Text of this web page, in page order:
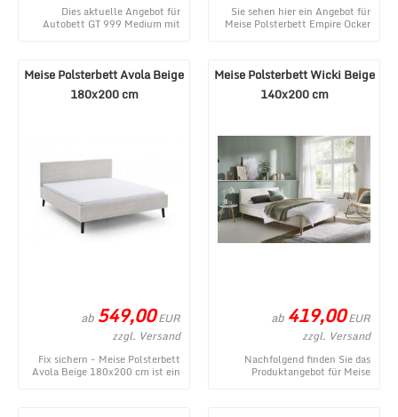
Dies aktuelle Angebot für
Autobett GT 999 Medium mit
Sie sehen hier ein Angebot für
Meise Polsterbett Empire Ocker
Meise Polsterbett Avola Beige
180x200 cm
ab 549,00EUR
zzgl. Versand
Fix sichern - Meise Polsterbett
Avola Beige 180x200 cm ist ein
Meise Polsterbett Wicki Beige
140x200 cm
ab 419,00EUR
zzgl. Versand
Nachfolgend finden Sie das
Produktangebot für Meise